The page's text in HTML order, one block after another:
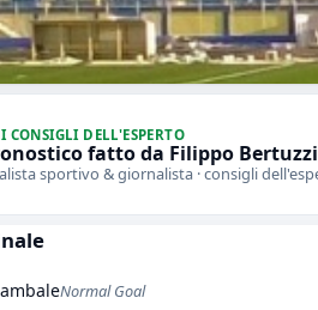
DELL'ESPERTO
fatto da Filippo Bertuzzi
sportivo & giornalista · consigli
Normal Goal